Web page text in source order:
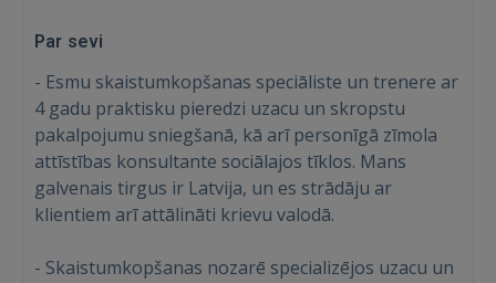
Par sevi
- Esmu skaistumkopšanas speciāliste un trenere ar
4 gadu praktisku pieredzi uzacu un skropstu
pakalpojumu sniegšanā, kā arī personīgā zīmola
attīstības konsultante sociālajos tīklos. Mans
galvenais tirgus ir Latvija, un es strādāju ar
klientiem arī attālināti krievu valodā.
- Skaistumkopšanas nozarē specializējos uzacu un